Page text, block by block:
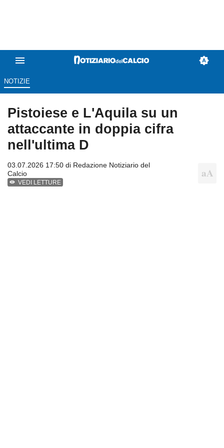
NOTIZIE
Pistoiese e L'Aquila su un
attaccante in doppia cifra
nell'ultima D
03.07.2026 17:50 di Redazione Notiziario del
Calcio
VEDI LETTURE